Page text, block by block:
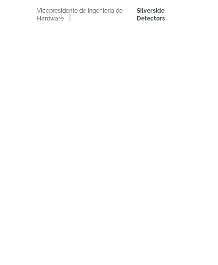
Vicepresidente de Ingeniería de
Hardware
Silverside
Detectors